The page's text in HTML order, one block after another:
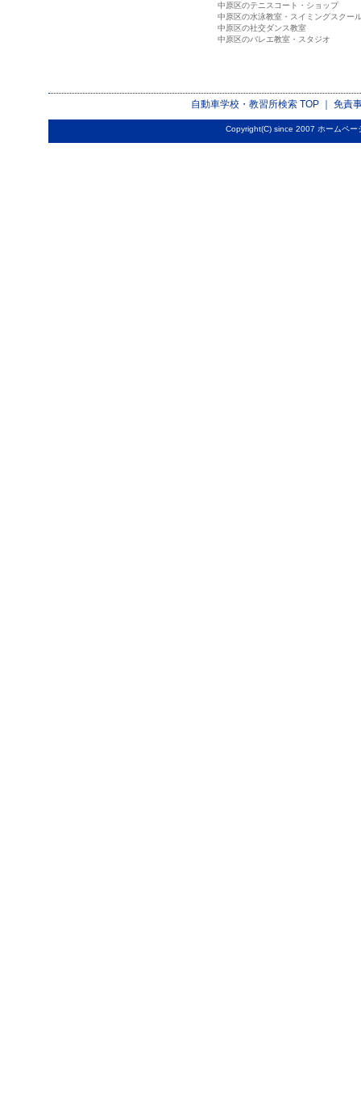
中原区のテニスコート・ショップ
中原区の水泳教室・スイミングスクー
中原区の社交ダンス教室
中原区のバレエ教室・スタジオ
自動車学校・教習所検索TOP ｜ 免責
Copyright(C) since 2007 ホームペー